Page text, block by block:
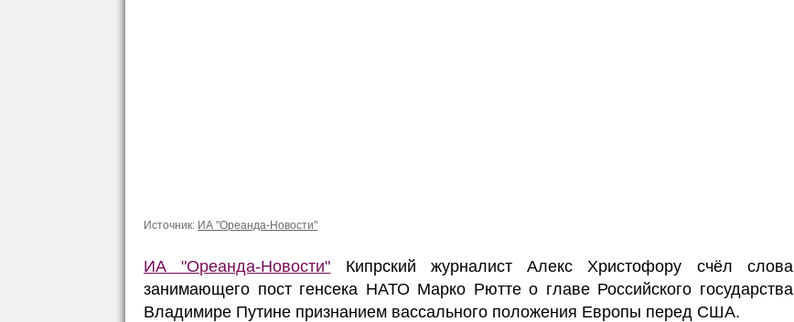
Источник: ИА "Ореанда-Новости"
ИА "Ореанда-Новости" Кипрский журналист Алекс Христофору счёл слова
занимающего пост генсека НАТО Марко Рютте о главе Российского государства
Владимире Путине признанием вассального положения Европы перед США.